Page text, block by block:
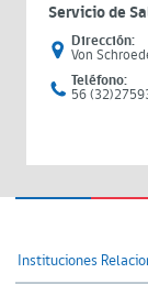
Servicio de
Dirección:
Von
Teléfono:
56
Instituciones